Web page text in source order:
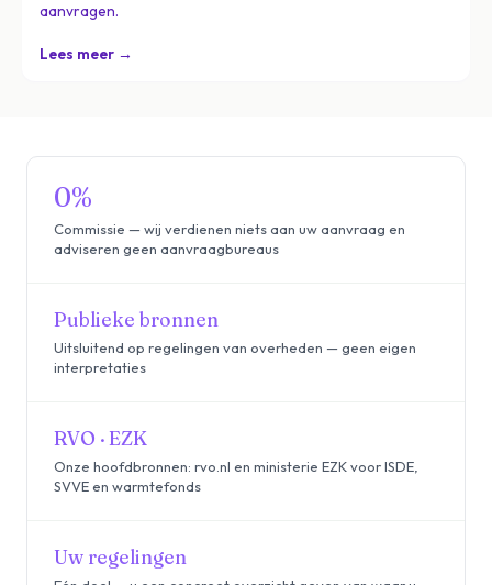
aanvragen.
Lees meer →
0%
Commissie — wij verdienen niets aan uw aanvraag en
adviseren geen aanvraagbureaus
Publieke bronnen
Uitsluitend op regelingen van overheden — geen eigen
interpretaties
RVO · EZK
Onze hoofdbronnen: rvo.nl en ministerie EZK voor ISDE,
SVVE en warmtefonds
Uw regelingen